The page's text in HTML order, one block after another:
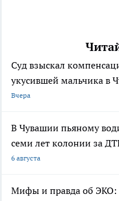
Суд взыскал
укусившей мальчика в
Вчера
В Чувашии пьяному
семи лет колонии за
6 августа
Мифы и правда об ЭКО: